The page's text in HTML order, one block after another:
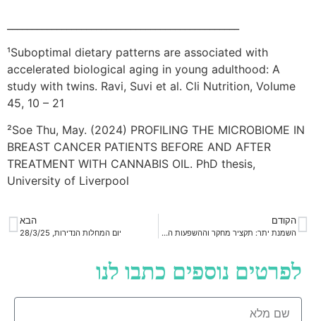
¹Suboptimal dietary patterns are associated with
accelerated biological aging in young adulthood: A
study with twins. Ravi, Suvi et al. Cli Nutrition, Volume
45, 10 – 21
²Soe Thu, May. (2024) PROFILING THE MICROBIOME IN
BREAST CANCER PATIENTS BEFORE AND AFTER
TREATMENT WITH CANNABIS OIL. PhD thesis,
University of Liverpool
הקודם
השמנת יתר: תקציר מחקר וההשפעות המטבוליות של לפטין והמערכת האנדוקנבינואידית
הבא
יום המחלות הנדירות, 28/3/25
לפרטים נוספים כתבו לנו